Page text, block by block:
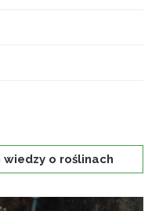
wiedzy o roślinach